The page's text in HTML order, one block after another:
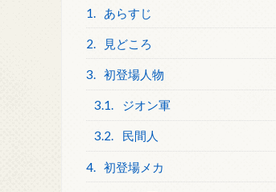
1. あらすじ
2. 見どころ
3. 初登場人物
3.1. ジオン軍
3.2. 民間人
4. 初登場メカ